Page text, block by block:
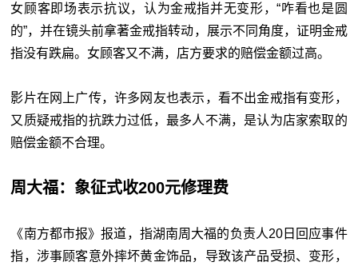
女顾客即场表示抗议，认为金戒指并无变形，“咋看也是圆
的”，并在镜头前拿著金戒指转动，展示不同角度，证明金戒
指没有跌扁。女顾客又不满，店方要求的赔偿金额过高。
影片在网上广传，许多网友也表示，看不出金戒指有变形，
又质疑戒指的抗跌力过低，最多人不满，是认为店家索取的
赔偿金额不合理。
周大福：象征式收200元修理费
《南方都市报》报道，指湖南周大福的负责人20日回应事件
指，涉事顾客意外摔坏黄金饰品，导致该产品受损、变形，